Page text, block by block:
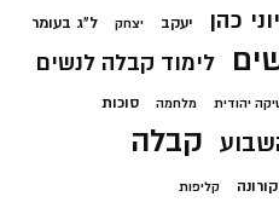
יוני כהן יעקב יצחק ל"ג בעומר
לימוד קבלה לנשים
יהודית מלחמה סוכות
קבלה
קורונה קליפות